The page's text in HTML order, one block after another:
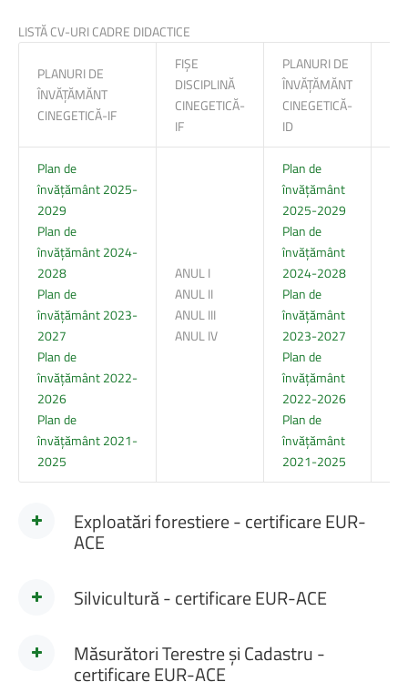
LISTĂ CV-URI CADRE DIDACTICE
PLANURI DE
ÎNVĂȚĂMĂNT
CINEGETICĂ-IF
FIȘE
DISCIPLINĂ
CINEGETICĂ-
IF
PLANURI DE
ÎNVĂȚĂMĂNT
CINEGETICĂ-
ID
Plan de
învățământ 2025-
2029
Plan de
învățământ 2024-
2028
Plan de
învățământ 2023-
2027
Plan de
învățământ 2022-
2026
Plan de
învățământ2021-
2025
ANUL I
ANUL II
ANUL III
ANUL IV
Plan de
învățământ
2025-2029
Plan de
învățământ
2024-2028
Plan de
învățământ
2023-2027
Plan de
învățământ
2022-2026
Plan de
învățământ
2021-2025
Exploatări forestiere - certificare EUR-
ACE
Silvicultură - certificare EUR-ACE
Măsurători Terestre și Cadastru -
certificare EUR-ACE